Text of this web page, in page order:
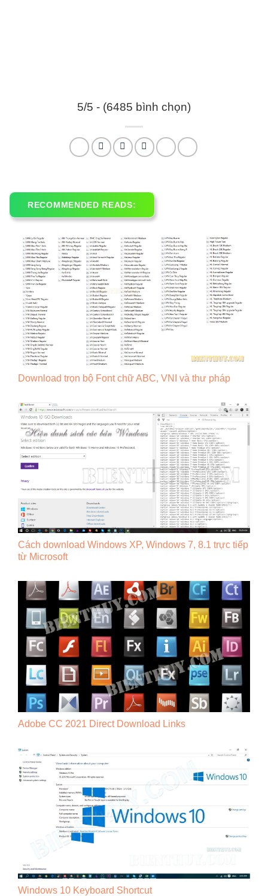
5/5 - (6485 bình chọn)
RECOMMENDED READS:
Download trọn bộ Font chữ ABC, VNI và thư pháp
Cách download Windows XP, Windows 7, 8.1 trực tiếp
từ Microsoft
Adobe CC 2021 Direct Download Links
Windows 10 Keyboard Shortcut